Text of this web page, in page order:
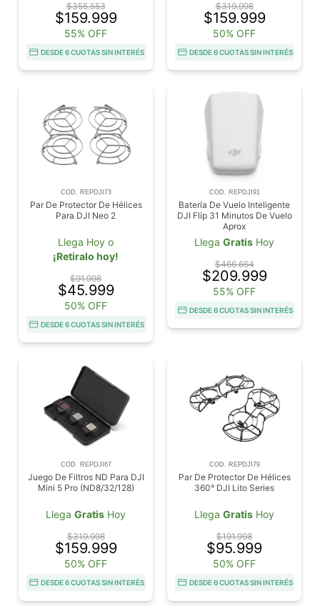
$355.553
$159.999
55% OFF
DESDE 6 CUOTAS SIN INTERÉS
$319.998
$159.999
50% OFF
DESDE 6 CUOTAS SIN INTERÉS
COD. REPDJI73
Par De Protector De Hélices
Para DJI Neo 2
Llega Hoy o
¡Retiralo hoy!
$91.998
$45.999
50% OFF
DESDE 6 CUOTAS SIN INTERÉS
COD. REPDJI91
Batería De Vuelo Inteligente
DJI Flip 31 Minutos De Vuelo
Aprox
Llega Gratis Hoy
$466.664
$209.999
55% OFF
DESDE 6 CUOTAS SIN INTERÉS
COD. REPDJI67
Juego De Filtros ND Para DJI
Mini 5 Pro (ND8/32/128)
Llega Gratis Hoy
$319.998
$159.999
50% OFF
DESDE 6 CUOTAS SIN INTERÉS
COD. REPDJI79
Par De Protector De Hélices
360° DJI Lito Series
Llega Gratis Hoy
$191.998
$95.999
50% OFF
DESDE 6 CUOTAS SIN INTERÉS